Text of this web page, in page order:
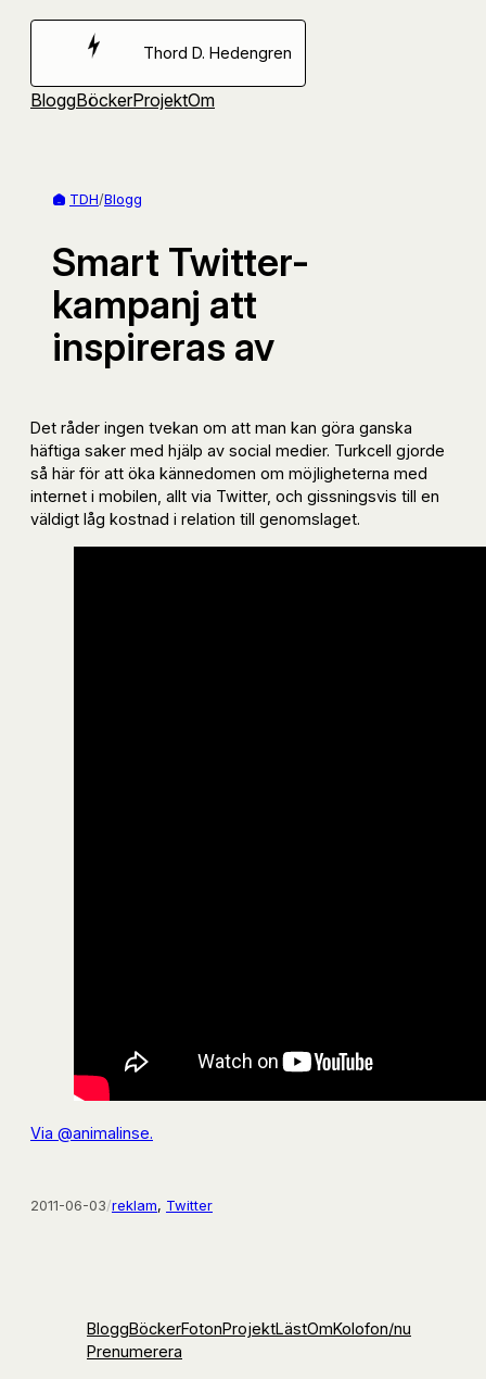
Hoppa
Thord D. Hedengren
BloggBöckerProjektOm
TDH/Blogg
Smart Twitter-
kampanj att
inspireras av
Det råder ingen tvekan om att man kan göra ganska
häftiga saker med hjälp av social medier. Turkcell gjorde
så här för att öka kännedomen om möjligheterna med
internet i mobilen, allt via Twitter, och gissningsvis till en
väldigt låg kostnad i relation till genomslaget.
Via @animalinse.
2011-06-03/reklam, Twitter
BloggBöckerFotonProjektLästOmKolofon/nu
Prenumerera